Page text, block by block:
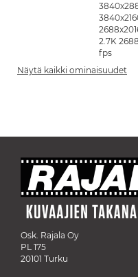
2.7K
fps
Näytä kaikki ominaisuudet
Osk. Rajala Oy
PL 175
20101 Turku